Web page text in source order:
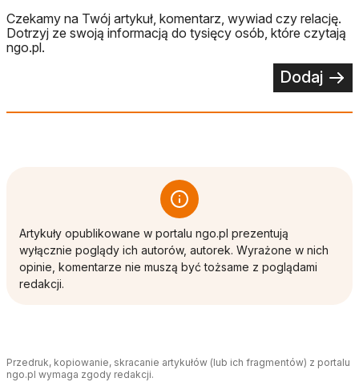
Czekamy na Twój artykuł, komentarz, wywiad czy relację.
Dotrzyj ze swoją informacją do tysięcy osób, które czytają
ngo.pl.
Dodaj
Artykuły opublikowane w portalu ngo.pl prezentują
wyłącznie poglądy ich autorów, autorek. Wyrażone w nich
opinie, komentarze nie muszą być tożsame z poglądami
redakcji.
Przedruk, kopiowanie, skracanie artykułów (lub ich fragmentów) z portalu
ngo.pl wymaga zgody redakcji.